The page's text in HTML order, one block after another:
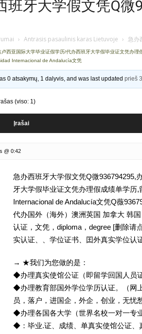
班牙大学假文凭Q
› Antrasis pasaulinis karas Lietuvoje › 急办
卢西亚国际大学毕业证假学历/代办西班牙大学假毕业证文凭办理
Internacional de Andalucía文凭
0 atsakymų, 1 dalyvis, and was last updatedprieš
(viso: 1)
Įrašai
@ 0:42
急办西班牙大学假文凭Q微936794295,
牙大学假毕业证文凭办理假成绩单学历
Internacional de Andalucía文凭Q薇
代办国外（海外）澳洲英国 加拿大 韩
认证，文凭，diploma，degree [删除请
实认证、、学位证书、囯外真实学位认
→ ★我们为您做的是：
◆办理真实使馆公证（即留学回国人员
◆办理教育部国外学位学历认证。（网
员，落户，进国企，外企，创业，无忧
◆办理各国各大学（世界名校一对一
◆：毕业.证、成绩、单真实使馆公证、